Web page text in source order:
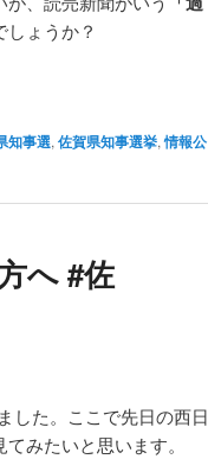
ょうか？
知事選, 佐賀県知事選挙,情報公
へ #佐
した。ここで先日の西日
みたいと思います。